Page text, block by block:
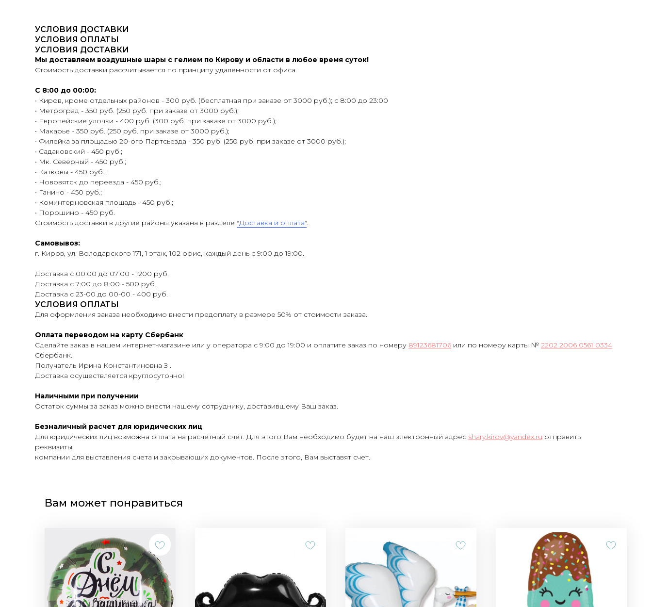
УСЛОВИЯ ДОСТАВКИ
УСЛОВИЯ ОПЛАТЫ
УСЛОВИЯ ДОСТАВКИ
Мы доставляем воздушные шары с гелием по Кирову и области в любое время суток!
Стоимость доставки рассчитывается по принципу удаленности от офиса.
С 8:00 до 00:00:
• Киров, кроме отдельных районов - 300 руб. (бесплатная при заказе от 3000 руб.); с 8:00 до 23:00
• Метроград - 350 руб. (250 руб. при заказе от 3000 руб.);
• Европейские улочки - 400 руб. (300 руб. при заказе от 3000 руб.);
• Макарье - 350 руб. (250 руб. при заказе от 3000 руб.);
• Филейка за площадью 20-ого Партсьезда - 350 руб. (250 руб. при заказе от 3000 руб.);
• Садаковский - 450 руб.;
• Мк. Северный - 450 руб.;
• Катковы - 450 руб.;
• Нововятск до переезда - 450 руб.;
• Ганино - 450 руб.;
• Коминтерновская площадь - 450 руб.;
• Порошино - 450 руб.
Стоимость доставки в другие районы указана в разделе "Доставка и оплата".
Самовывоз:
г. Киров, ул. Володарского 171, 1 этаж, 102 офис, каждый день с 9:00 до 19:00.
Доставка с 00:00 до 07:00 - 1200 руб.
Доставка с 7:00 до 8:00 - 500 руб.
Доставка с 23-00 до 00-00 - 400 руб.
УСЛОВИЯ ОПЛАТЫ
Для оформления заказа необходимо внести предоплату в размере 50% от стоимости заказа.
Оплата переводом на карту Сбербанк
Сделайте заказ в нашем интернет-магазине или у оператора с 9:00 до 19:00 и оплатите заказ по номеру 89123681706 или по номеру карты № 2202 2006 0561 0334
Сбербанк.
Получатель Ирина Константиновна З .
Доставка осуществляется круглосуточно!
Наличными при получении
Остаток суммы за заказ можно внести нашему сотруднику, доставившему Ваш заказ.
Безналичный расчет для юридических лиц
Для юридических лиц возможна оплата на расчётный счёт. Для этого Вам необходимо будет на наш электронный адрес shary.kirov@yandex.ru отправить
реквизиты
компании для выставления счета и закрывающих документов. После этого, Вам выставят счет.
Вам может понравиться